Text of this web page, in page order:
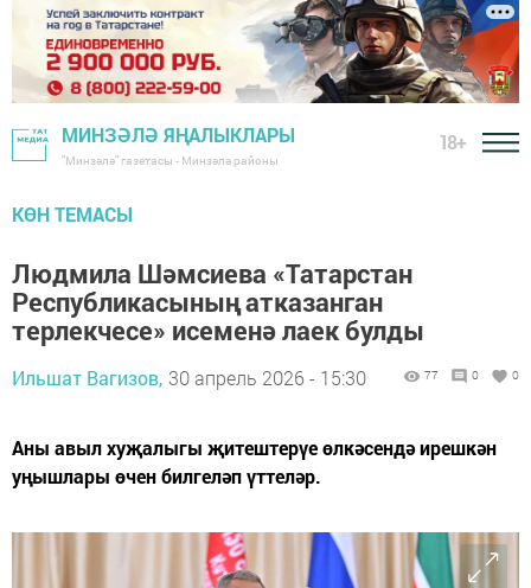
МИНЗӘЛӘ ЯҢАЛЫКЛАРЫ
"Минзәлә" газетасы - Минзәлә районы
18+
КӨН ТЕМАСЫ
Людмила Шәмсиева «Татарстан
Республикасының атказанган
терлекчесе» исеменә лаек булды
Ильшат Вагизов, 30 апрель 2026 - 15:30 77 0 0
Аны авыл хуҗалыгы җитештерүе өлкәсендә ирешкән
уңышлары өчен билгеләп үттеләр.